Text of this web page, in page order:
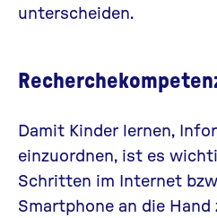
unterscheiden.
Damit Kinder lernen,
einzuordnen, ist es
Schritten im Internet
Smartphone an die Hand